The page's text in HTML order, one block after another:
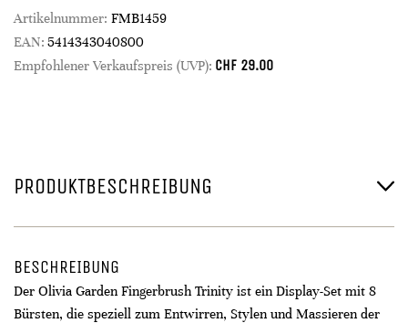
Artikelnummer: FMB1459
EAN: 5414343040800
Empfohlener Verkaufspreis (UVP): CHF 29.00
PRODUKTBESCHREIBUNG
BESCHREIBUNG
Der Olivia Garden Fingerbrush Trinity ist ein Display-Set mit 8
Bürsten, die speziell zum Entwirren, Stylen und Massieren der